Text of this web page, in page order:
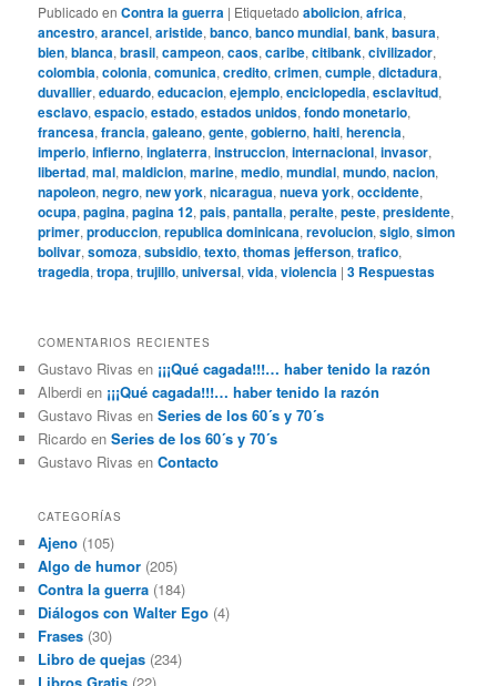
Publicado en Contra la guerra | Etiquetado abolicion,africa,
ancestro,arancel,aristide,banco,banco mundial,bank,basura,
bien,blanca,brasil,campeon,caos,caribe,citibank,civilizador,
colombia,colonia,comunica,credito,crimen,cumple,dictadura,
duvallier,eduardo,educacion,ejemplo,enciclopedia,esclavitud,
esclavo,espacio,estado,estados unidos,fondo monetario,
francesa,francia,galeano,gente,gobierno,haiti,herencia,
imperio,infierno,inglaterra,instruccion,internacional,invasor,
libertad,mal,maldicion,marine,medio,mundial,mundo,nacion,
napoleon,negro,new york,nicaragua,nueva york,occidente,
ocupa,pagina,pagina 12,pais,pantalla,peralte,peste,presidente,
primer,produccion,republica dominicana,revolucion,siglo,simon
bolivar,somoza,subsidio,texto,thomas jefferson,trafico,
tragedia,tropa,trujillo,universal,vida,violencia |3 Respuestas
COMENTARIOS RECIENTES
Gustavo Rivas en ¡¡¡Qué cagada!!!… haber tenido la razón
Alberdi en ¡¡¡Qué cagada!!!… haber tenido la razón
Gustavo Rivas enSeries de los 60´s y 70´s
Ricardo enSeries de los 60´s y 70´s
Gustavo Rivas enContacto
CATEGORÍAS
Ajeno (105)
Algo de humor (205)
Contra la guerra (184)
Diálogos con Walter Ego (4)
Frases (30)
Libro de quejas (234)